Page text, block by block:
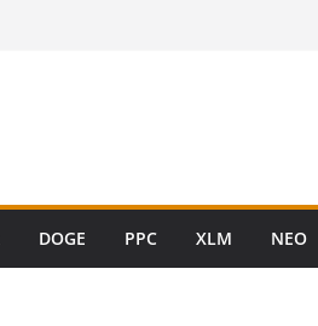
DOGE PPC XLM NEO